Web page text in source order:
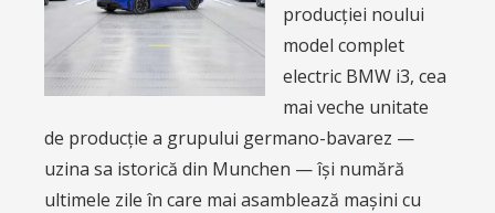
producției noului
model complet
electric BMW i3, cea
mai veche unitate
de producție a grupului germano-bavarez —
uzina sa istorică din Munchen — își numără
ultimele zile în care mai asamblează mașini cu